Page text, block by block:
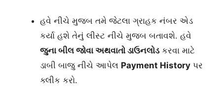
હવે નીચે મુજબ તમે જેટલા ગ્રાહક નંબર એડ
કર્યા હશે તેનું લીસ્ટ નીચે મુજબ બતાવશે. હવે
જુના બીલ જોવા અથવાતો ડાઉનલોડકરવા માટે
ડાબી બાજુ નીચે આપેલ Payment History પર
ક્લીક કરો.